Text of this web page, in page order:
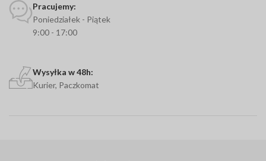
Pracujemy:
Poniedziałek - Piątek
9:00 - 17:00
Wysyłka w 48h:
Kurier, Paczkomat